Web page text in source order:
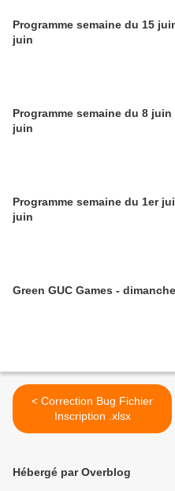
Programme semaine du 15
juin
Programme semaine du 8 juin
juin
Programme semaine du 1er
juin
Green GUC Games -
< Correction Bug Fichier
Inscription .xlsx
Hébergé par Overblog